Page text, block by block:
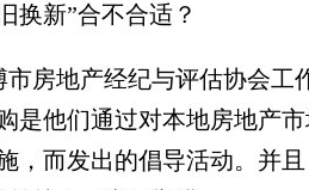
新”合不合适？
地产经纪与评估协会工
是他们通过对本地房地产
，而发出的倡导活动。并